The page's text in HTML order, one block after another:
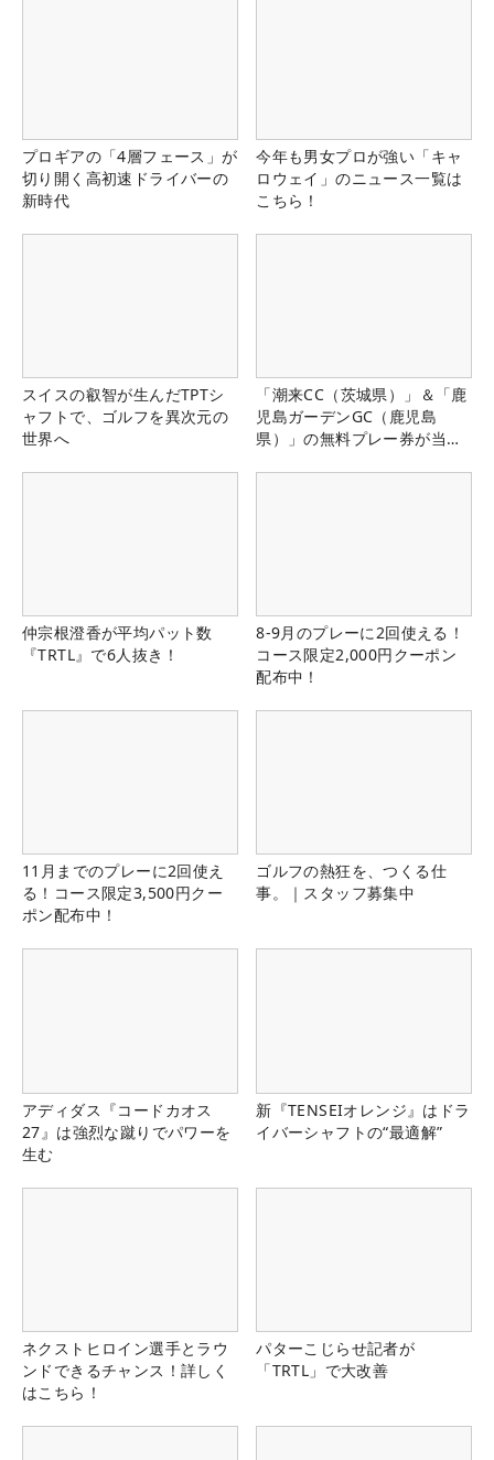
プロギアの「4層フェース」が
切り開く高初速ドライバーの
新時代
今年も男女プロが強い「キャ
ロウェイ」のニュース一覧は
こちら！
スイスの叡智が生んだTPTシ
ャフトで、ゴルフを異次元の
世界へ
「潮来CC（茨城県）」＆「鹿
児島ガーデンGC（鹿児島
県）」の無料プレー券が当た
仲宗根澄香が平均パット数
『TRTL』で6人抜き！
8-9月のプレーに2回使える！
コース限定2,000円クーポン
配布中！
11月までのプレーに2回使え
る！コース限定3,500円クー
ポン配布中！
ゴルフの熱狂を、つくる仕
事。｜スタッフ募集中
アディダス『コードカオス
27』は強烈な蹴りでパワーを
生む
新『TENSEIオレンジ』はドラ
イバーシャフトの“最適解”
ネクストヒロイン選手とラウ
ンドできるチャンス！詳しく
はこちら！
パターこじらせ記者が
「TRTL」で大改善